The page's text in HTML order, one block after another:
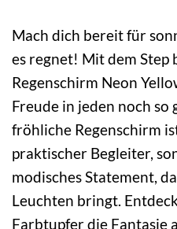
Mach dich bereit für
es regnet! Mit dem Step
Regenschirm Neon
Freude in jeden noch so
fröhliche Regenschirm
praktischer Begleiter,
modisches Statement,
Leuchten bringt.
Farbtupfer die Fantasie